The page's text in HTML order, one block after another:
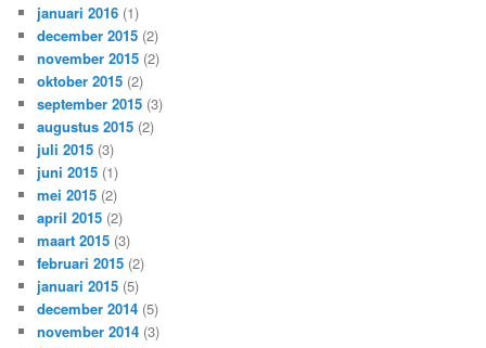
januari 2016 (1)
december 2015 (2)
november 2015 (2)
oktober 2015 (2)
september 2015 (3)
augustus 2015 (2)
juli 2015 (3)
juni 2015 (1)
mei 2015 (2)
april 2015 (2)
maart 2015 (3)
februari 2015 (2)
januari 2015 (5)
december 2014 (5)
november 2014 (3)